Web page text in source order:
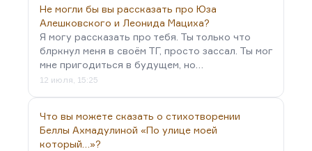
Не могли бы вы рассказать про Юза
Алешковского и Леонида Мациха?
Я могу рассказать про тебя. Ты только что
блркнул меня в своём ТГ, просто зассал. Ты мог
мне пригодиться в будущем, но…
12 июля, 15:25
Что вы можете сказать о стихотворении
Беллы Ахмадулиной «По улице моей
который…»?